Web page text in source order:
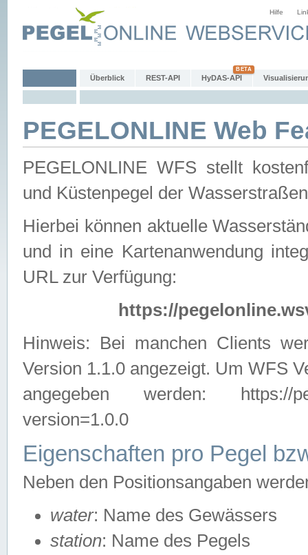
Hilfe
Überblick REST-API HyDAS-API
PEGELONLINE Web
PEGELONLINE WFS stellt
und Küstenpegel der
Hierbei können aktuelle
und in eine Kartenanwendung
URL zur Verfügung:
https://
Hinweis: Bei manchen Clients
Version 1.1.0 angezeigt. Um WFS
angegeben werden: https://
version=1.0.0
Eigenschaften pro Pegel
Neben den Positionsangaben
water: Name des Gewässers
station: Name des Pegels